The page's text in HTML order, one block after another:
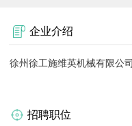
企业介绍
徐州徐工施维英机械有限公司
招聘职位